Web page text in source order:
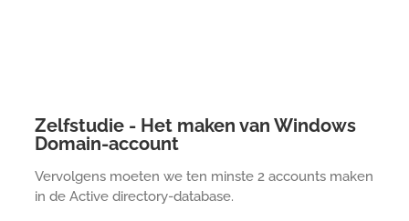
Zelfstudie - Het maken van Windows
Domain-account
Vervolgens moeten we ten minste 2 accounts maken
in de Active directory-database.